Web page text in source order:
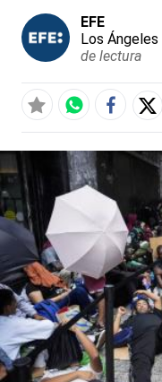
EFE
Los Ángeles
de lectura